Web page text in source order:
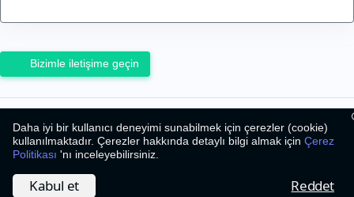
Bizimle iletişime geçin
2026©Bizim Caz
Hakkımızda
Çerez Politikası İletişim
Daha iyi bir kullanıcı deneyimi sunabilmek için çerezler (cookie)
kullanılmaktadır. Çerezler hakkında detaylı bilgi almak için Çerez
Politikası 'nı inceleyebilirsiniz.
Kabul et Reddet